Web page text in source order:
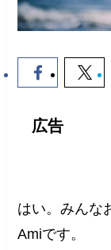
広告
はい。みんな
Amiです。